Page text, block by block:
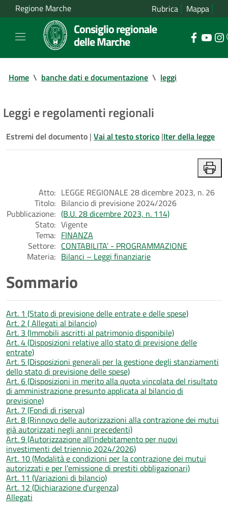
Regione Marche Rubrica Mappa
Consiglio regionale
delle Marche
Home \ banche dati e documentazione \ leggi
Leggi e regolamenti regionali
Estremi del documento | Vai al testo storico |Iter della legge
Atto: LEGGE REGIONALE 28 dicembre 2023, n. 26
Titolo: Bilancio di previsione 2024/2026
Pubblicazione: (B.U. 28 dicembre 2023, n. 114)
Stato: Vigente
Tema: FINANZA
Settore: CONTABILITA’ - PROGRAMMAZIONE
Materia: Bilanci – Leggi finanziarie
Sommario
Art. 1 (Stato di previsione delle entrate e delle spese)
Art. 2 ( Allegati al bilancio)
Art. 3 (Immobili ascritti al patrimonio disponibile)
Art. 4 (Disposizioni relative allo stato di previsione delle
entrate)
Art. 5 (Disposizioni generali per la gestione degli stanziamenti
dello stato di previsione delle spese)
Art. 6 (Disposizioni in merito alla quota vincolata del risultato
di amministrazione presunto applicata al bilancio di
previsione)
Art. 7 (Fondi di riserva)
Art. 8 (Rinnovo delle autorizzazioni alla contrazione dei mutui
già autorizzati negli anni precedenti)
Art. 9 (Autorizzazione all'indebitamento per nuovi
investimenti del triennio 2024/2026)
Art. 10 (Modalità e condizioni per la contrazione dei mutui
autorizzati e per l'emissione di prestiti obbligazionari)
Art. 11 (Variazioni di bilancio)
Art. 12 (Dichiarazione d'urgenza)
Allegati